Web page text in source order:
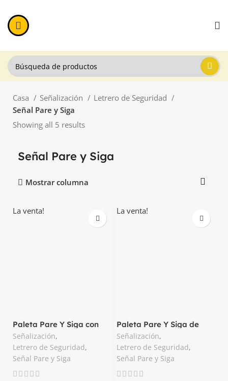
Casa Señalización
Letrero de Seguridad
Señal Pare y Siga
Showing all 5 results
Señal Pare y Siga
Mostrar columna
La venta!
Paleta Pare Y Siga con
Refuerzo Color Negro
Señalización,
Letrero de Seguridad,
Señal Pare y Siga
La venta!
Paleta Pare Y Siga de
Madera Nacional
Señalización,
Letrero de Seguridad,
Señal Pare y Siga